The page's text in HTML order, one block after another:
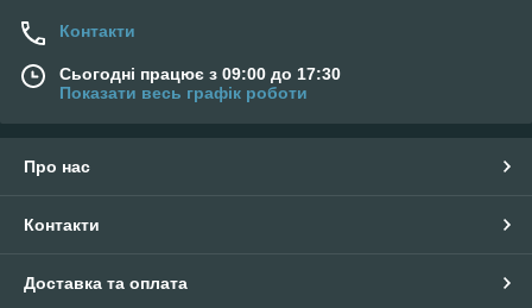
Контакти
Сьогодні працює з 09:00 до 17:30
Показати весь графік роботи
Про нас
Контакти
Доставка та оплата